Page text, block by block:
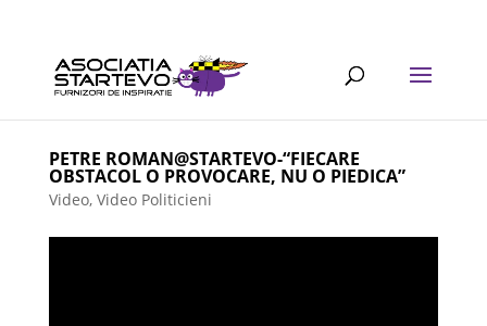
PETRE ROMAN@STARTEVO-“FIECARE
OBSTACOL O PROVOCARE, NU O PIEDICA”
Video, Video Politicieni